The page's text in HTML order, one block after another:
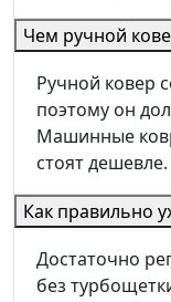
Чем ручной
Ручной ковер
поэтому он
Машинные
стоят дешевле.
Как правильно
Достаточно
без